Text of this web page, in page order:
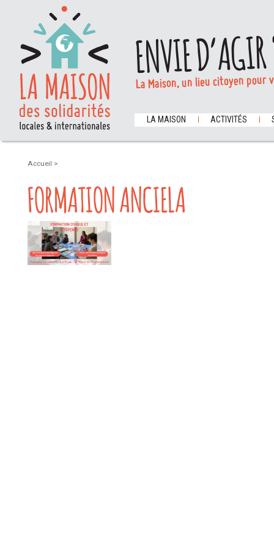
ENVIE
La Maison, un lieu citoyen
LA MAISON ACTIVITÉS
Accueil >
FORMATION ANCIELA